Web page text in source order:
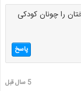
را چونان کودکی
پاسخ
5 سال قبل